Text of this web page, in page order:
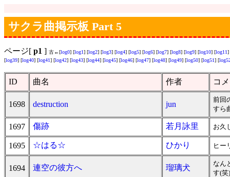
サクラ曲掲示板 Part 5
ページ[ p1 ] 古←[log0] [log1] [log2] [log3] [log4] [log5] [log6] [log7] [log8] [log9] [log10] [log11]
[log39] [log40] [log41] [log42] [log43] [log44] [log45] [log46] [log47] [log48] [log49] [log50] [log51] [
ID 曲名 作者 コ
1698 destruction jun
前回
すら
1697 傷跡 若月詠里 お久
1695 ☆はる☆ ひかり ヒー
1694 連空の彼方へ 瑠璃犬
なん
す(笑